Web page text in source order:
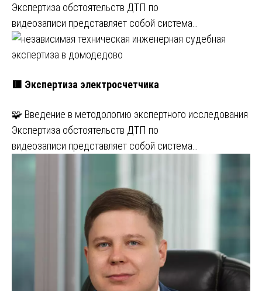
Экспертиза обстоятельств ДТП по
видеозаписи представляет собой система…
🟥 Экспертиза электросчетчика
🧩 Введение в методологию экспертного исследования
Экспертиза обстоятельств ДТП по
видеозаписи представляет собой система…